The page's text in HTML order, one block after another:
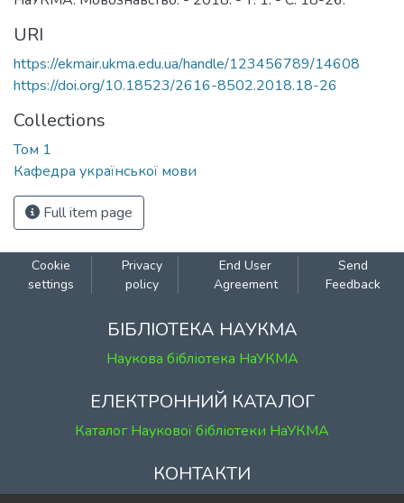
URI
https://ekmair.ukma.edu.ua/handle/123456789/14608
https://doi.org/10.18523/2616-8502.2018.18-26
Collections
Том 1
Кафедра української мови
Full item page
Cookie
settings
Privacy
policy
End User
Agreement
Send
Feedback
БІБЛІОТЕКА НАУКМА
Наукова бібліотека НаУКМА
ЕЛЕКТРОННИЙ КАТАЛОГ
Каталог Наукової бібліотеки НаУКМА
КОНТАКТИ